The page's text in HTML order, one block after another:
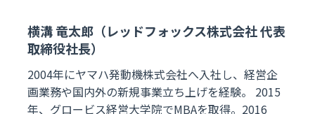
横溝 竜太郎（レッドフォックス株式会社 代表
取締役社長）
2004年にヤマハ発動機株式会社へ入社し、経営企
画業務や国内外の新規事業立ち上げを経験。 2015
年、グロービス経営大学院でMBAを取得。2016